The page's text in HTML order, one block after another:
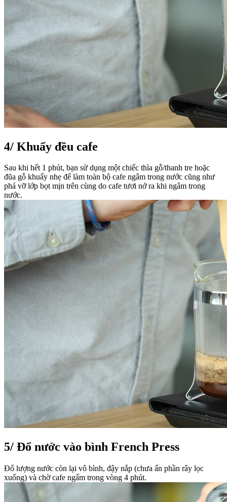
4/ Khuấy đều cafe
Sau khi hết 1 phút, bạn sử dụng một chiếc thìa gỗ/thanh tre hoặc
đũa gỗ khuấy nhẹ để làm toàn bộ cafe ngâm trong nước cũng như
phá vỡ lớp bọt mịn trên cùng do cafe tươi nở ra khi ngâm trong
nước.
5/ Đổ nước vào bình French Press
Đổ lượng nước còn lại vô bình, đậy nắp (chưa ấn phần rây lọc
xuống) và chờ cafe ngấm trong vòng 4 phút.